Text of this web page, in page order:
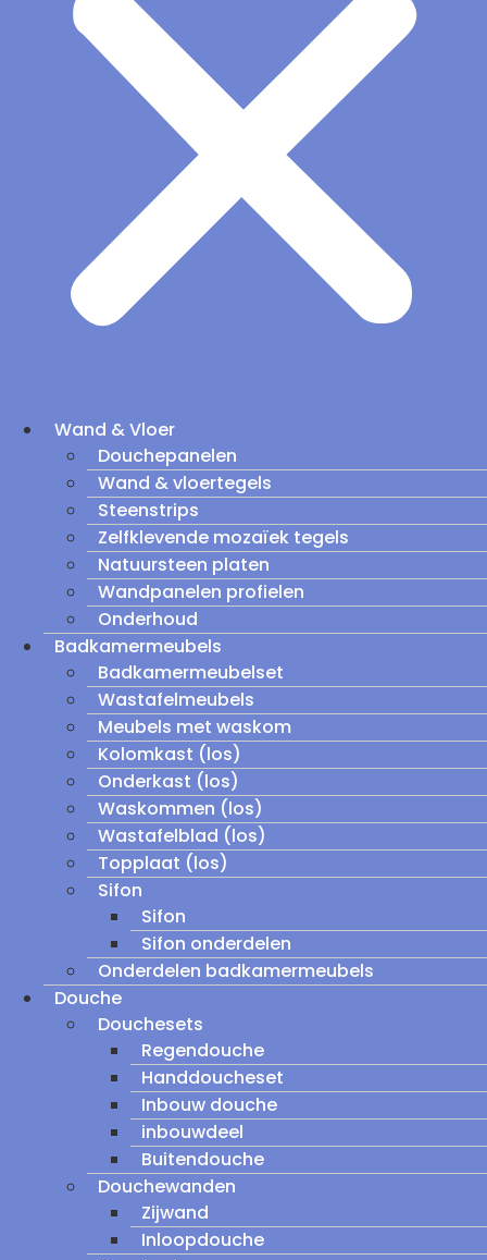
Wand & Vloer
Douchepanelen
Wand & vloertegels
Steenstrips
Zelfklevende mozaïek tegels
Natuursteen platen
Wandpanelen profielen
Onderhoud
Badkamermeubels
Badkamermeubelset
Wastafelmeubels
Meubels met waskom
Kolomkast (los)
Onderkast (los)
Waskommen (los)
Wastafelblad (los)
Topplaat (los)
Sifon
Sifon
Sifon onderdelen
Onderdelen badkamermeubels
Douche
Douchesets
Regendouche
Handdoucheset
Inbouw douche
inbouwdeel
Buitendouche
Douchewanden
Zijwand
Inloopdouche